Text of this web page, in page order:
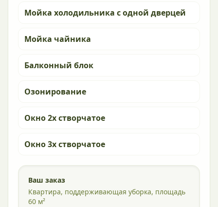
Мойка холодильника с одной дверцей
Мойка чайника
Балконный блок
Озонирование
Окно 2х створчатое
Окно 3х створчатое
Ваш заказ
Квартира, поддерживающая уборка, площадь
60 м²